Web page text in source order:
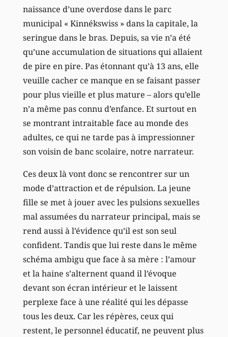
naissance d’une overdose dans le parc
municipal « Kinnékswiss » dans la capitale, la
seringue dans le bras. Depuis, sa vie n’a été
qu’une accumulation de situations qui allaient
de pire en pire. Pas étonnant qu’à 13 ans, elle
veuille cacher ce manque en se faisant passer
pour plus vieille et plus mature – alors qu’elle
n’a même pas connu d’enfance. Et surtout en
se montrant intraitable face au monde des
adultes, ce qui ne tarde pas à impressionner
son voisin de banc scolaire, notre narrateur.
Ces deux là vont donc se rencontrer sur un
mode d’attraction et de répulsion. La jeune
fille se met à jouer avec les pulsions sexuelles
mal assumées du narrateur principal, mais se
rend aussi à l’évidence qu’il est son seul
confident. Tandis que lui reste dans le même
schéma ambigu que face à sa mère : l’amour
et la haine s’alternent quand il l’évoque
devant son écran intérieur et le laissent
perplexe face à une réalité qui les dépasse
tous les deux. Car les répères, ceux qui
restent, le personnel éducatif, ne peuvent plus